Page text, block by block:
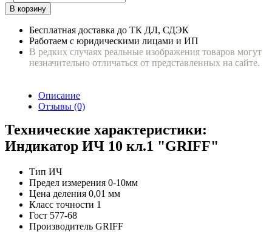
В корзину
Бесплатная доставка до ТК ДЛ, СДЭК
Работаем с юридическими лицами и ИП
В редких случаях реальные изображения товаров могут
незначительно отличаться от представленных на сайте.
Описание
Отзывы (0)
Технические характеристики:
Индикатор ИЧ 10 кл.1 "GRIFF"
Тип ИЧ
Предел измерения 0-10мм
Цена деления 0,01 мм
Класс точности 1
Гост 577-68
Производитель GRIFF